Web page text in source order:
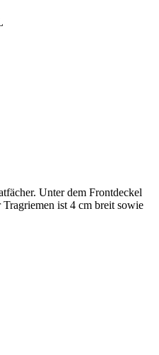
Unter dem Frontdeckel
ist 4 cm breit sowie